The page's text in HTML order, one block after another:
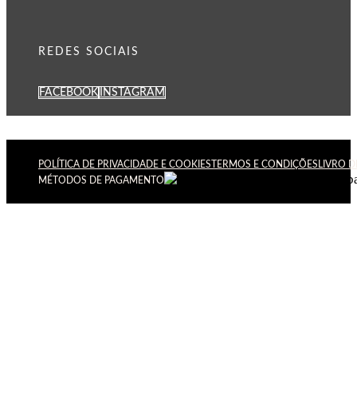
REDES SOCIAIS
FACEBOOK INSTAGRAM
POLÍTICA DE PRIVACIDADE E COOKIES TERMOS E CONDIÇÕES LIVRO
MÉTODOS DE PAGAMENTO